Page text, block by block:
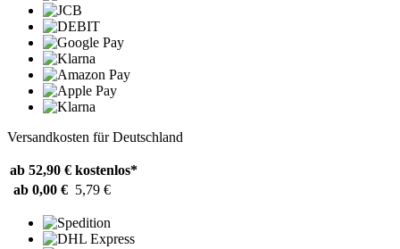
Versandkosten für Deutschland
ab 52,90 € kostenlos*
ab 0,00 € 5,79 €